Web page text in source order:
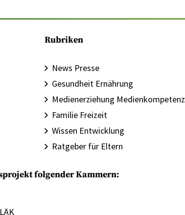
Rubriken
News Presse
Gesundheit Ernährung
Medienerziehung Medienkompetenz
Familie Freizeit
Wissen Entwicklung
Ratgeber für Eltern
folgender Kammern: